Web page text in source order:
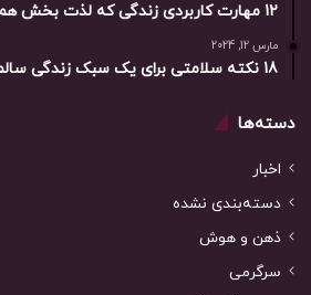
12 مهارت کاربردی زندگی که لذت بخش هم هستند
مارس 12, 2024
18 نکته سلامتی برای یک سبک زندگی سالم
دسته‌ها
اخبار
دسته‌بندی نشده
ذهن و هوش
سرگرمی